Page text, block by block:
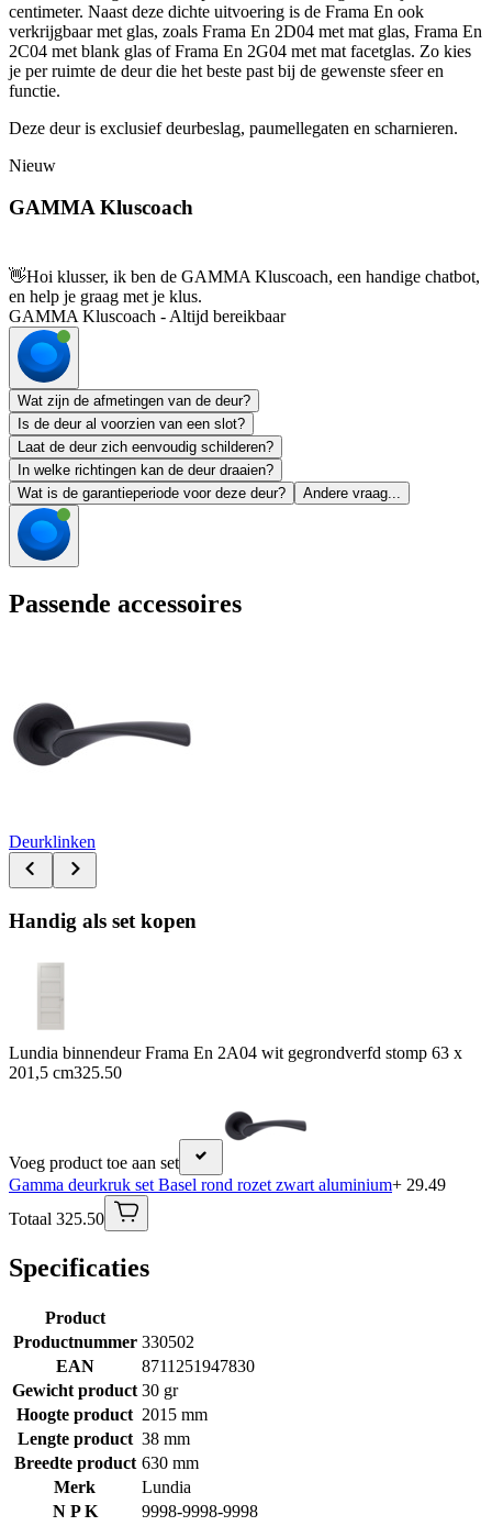
centimeter. Naast deze dichte uitvoering is de Frama En ook
verkrijgbaar met glas, zoals Frama En 2D04 met mat glas, Frama En
2C04 met blank glas of Frama En 2G04 met mat facetglas. Zo kies
je per ruimte de deur die het beste past bij de gewenste sfeer en
functie.
Deze deur is exclusief deurbeslag, paumellegaten en scharnieren.
Nieuw
GAMMA Kluscoach
👋Hoi klusser, ik ben de GAMMA Kluscoach, een handige chatbot,
en help je graag met je klus.
GAMMA Kluscoach - Altijd bereikbaar
Wat zijn de afmetingen van de deur?
Is de deur al voorzien van een slot?
Laat de deur zich eenvoudig schilderen?
In welke richtingen kan de deur draaien?
Wat is de garantieperiode voor deze deur?
Andere vraag...
Passende accessoires
Deurklinken
Handig als set kopen
Lundia binnendeur Frama En 2A04 wit gegrondverfd stomp 63 x
201,5 cm325.50
Voeg product toe aan set
Gamma deurkruk set Basel rond rozet zwart aluminium+ 29.49
Totaal 325.50
Specificaties
Product
Productnummer 330502
EAN
8711251947830
Gewicht product 30 gr
Hoogte product 2015 mm
Lengte product 38 mm
Breedte product 630 mm
Merk
Lundia
N P K
9998-9998-9998